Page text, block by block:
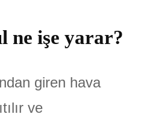
ne işe yarar?
giren hava
ve